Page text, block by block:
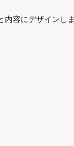
容にデザインし